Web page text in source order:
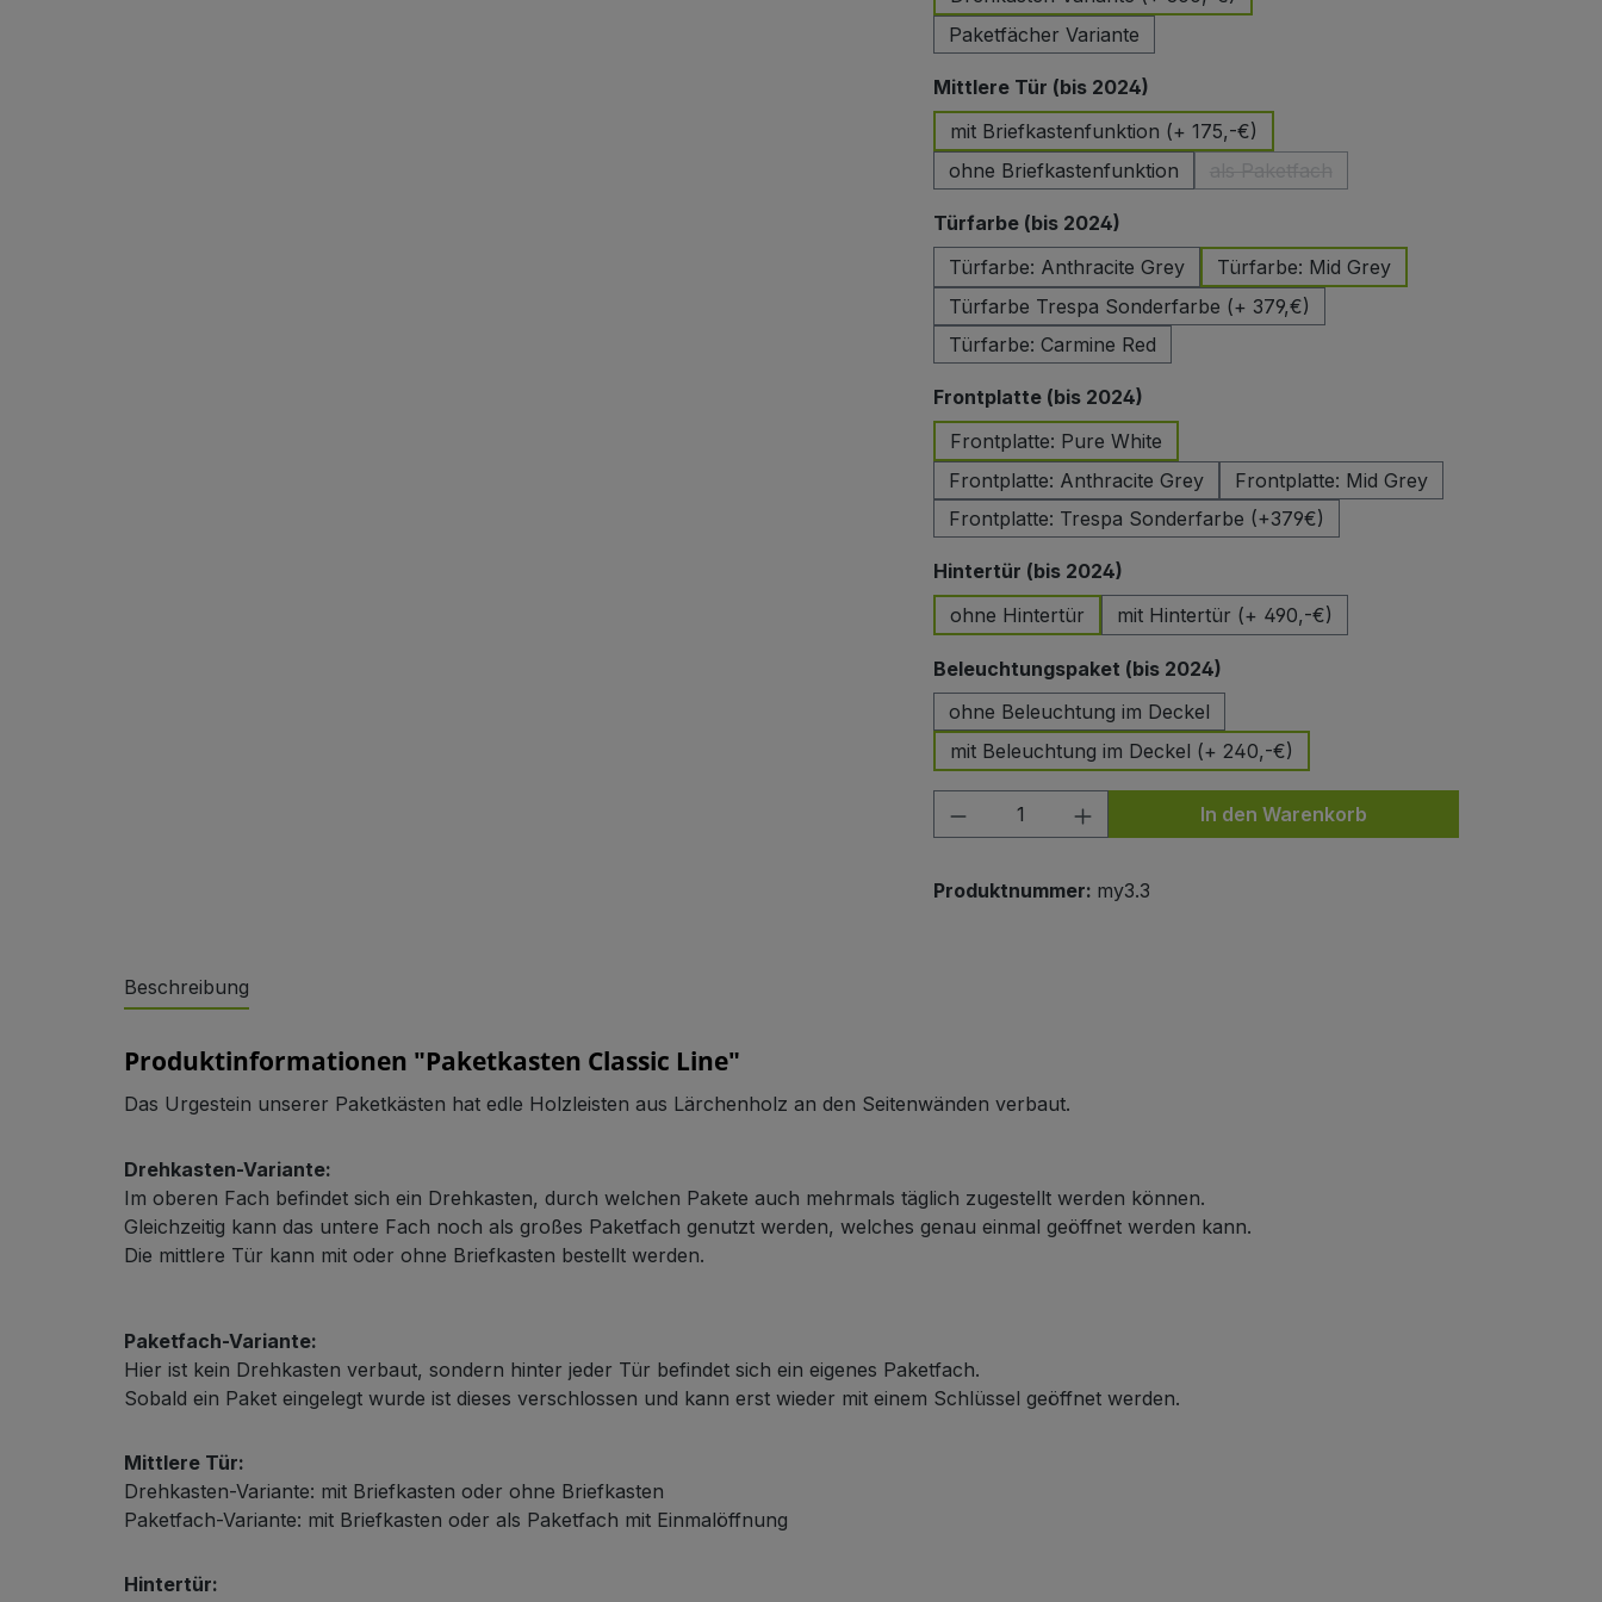
Referenzen
Schließsystem
HPL-Material
Paketfächer Variante
Mittlere Tür (bis 2024)auswählen
mit Briefkastenfunktion (+ 175,-€)
ohne Briefkastenfunktion
(Diese Option ist zurzeit nicht verfügbar.)
Türfarbe (bis 2024)auswählen
Türfarbe: Anthracite Grey
Türfarbe: Mid Grey
Türfarbe Trespa Sonderfarbe (+ 379,€)
Türfarbe: Carmine Red
Frontplatte (bis 2024)auswählen
Frontplatte: Pure White
Frontplatte: Anthracite Grey
Frontplatte: Mid Grey
Frontplatte: Trespa Sonderfarbe (+379€)
Hintertür (bis 2024)auswählen
ohne Hintertür
mit Hintertür (+ 490,-€)
Beleuchtungspaket (bis 2024)auswählen
ohne Beleuchtung im Deckel
mit Beleuchtung im Deckel (+ 240,-€)
Produkt Anzahl: Gib den gewünschten Wert
In den Warenkorb
Produktnummer: my3.3
Beschreibung
Produktinformationen "Paketkasten Classic Line"
Das Urgestein unserer Paketkästen hat edle Holzleisten aus Lärchenholz an den Seitenwänden verbaut.
Drehkasten-Variante:
Im oberen Fach befindet sich ein Drehkasten, durch welchen Pakete auch mehrmals täglich zugestellt werden können.
Gleichzeitig kann das untere Fach noch als großes Paketfach genutzt werden, welches genau einmal geöffnet werden kann.
Die mittlere Tür kann mit oder ohne Briefkasten bestellt werden.
Paketfach-Variante:
Hier ist kein Drehkasten verbaut, sondern hinter jeder Tür befindet sich ein eigenes Paketfach.
Sobald ein Paket eingelegt wurde ist dieses verschlossen und kann erst wieder mit einem Schlüssel geöffnet werden.
Mittlere Tür:
Drehkasten-Variante: mit Briefkasten oder ohne Briefkasten
Paketfach-Variante: mit Briefkasten oder als Paketfach mit Einmalöffnung
Hintertür: